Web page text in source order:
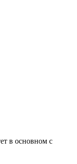
в основном с